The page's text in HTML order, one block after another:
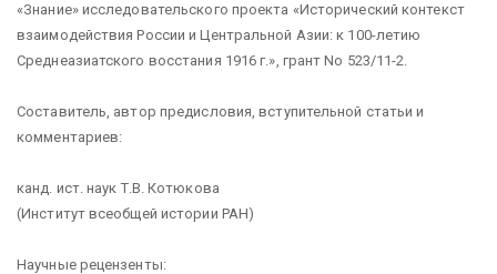
«Знание» исследовательского проекта «Исторический контекст
взаимодействия России и Центральной Азии: к 100-летию
Среднеазиатского восстания 1916 г.», грант No 523/11-2.
Составитель, автор предисловия, вступительной статьи и
комментариев:
канд. ист. наук Т.В. Котюкова
(Институт всеобщей истории РАН)
Научные рецензенты: